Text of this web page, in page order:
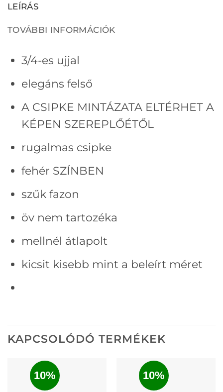
LEÍRÁS
TOVÁBBI INFORMÁCIÓK
3/4-es ujjal
elegáns felső
A CSIPKE MINTÁZATA ELTÉRHET A
KÉPEN SZEREPLŐÉTŐL
rugalmas csipke
fehér SZÍNBEN
szűk fazon
öv nem tartozéka
mellnél átlapolt
kicsit kisebb mint a beleírt méret
KAPCSOLÓDÓ TERMÉKEK
10% 10%